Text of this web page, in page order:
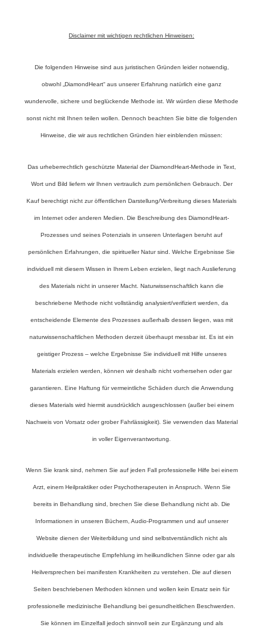
Disclaimer mit wichtigen rechtlichen Hinweisen:
Die folgenden Hinweise sind aus juristischen Gründen leider notwendig,
obwohl „DiamondHeart“ aus unserer Erfahrung natürlich eine ganz
wundervolle, sichere und beglückende Methode ist. Wir würden diese Methode
sonst nicht mit Ihnen teilen wollen. Dennoch beachten Sie bitte die folgenden
Hinweise, die wir aus rechtlichen Gründen hier einblenden müssen:
Das urheberrechtlich geschützte Material der DiamondHeart-Methode in Text,
Wort und Bild liefern wir Ihnen vertraulich zum persönlichen Gebrauch. Der
Kauf berechtigt nicht zur öffentlichen Darstellung/Verbreitung dieses Materials
im Internet oder anderen Medien. Die Beschreibung des DiamondHeart-
Prozesses und seines Potenzials in unseren Unterlagen beruht auf
persönlichen Erfahrungen, die spiritueller Natur sind. Welche Ergebnisse Sie
individuell mit diesem Wissen in Ihrem Leben erzielen, liegt nach Auslieferung
des Materials nicht in unserer Macht. Naturwissenschaftlich kann die
beschriebene Methode nicht vollständig analysiert/verifiziert werden, da
entscheidende Elemente des Prozesses außerhalb dessen liegen, was mit
naturwissenschaftlichen Methoden derzeit überhaupt messbar ist. Es ist ein
geistiger Prozess – welche Ergebnisse Sie individuell mit Hilfe unseres
Materials erzielen werden, können wir deshalb nicht vorhersehen oder gar
garantieren. Eine Haftung für vermeintliche Schäden durch die Anwendung
dieses Materials wird hiermit ausdrücklich ausgeschlossen (außer bei einem
Nachweis von Vorsatz oder grober Fahrlässigkeit). Sie verwenden das Material
in voller Eigenverantwortung.
Wenn Sie krank sind, nehmen Sie auf jeden Fall professionelle Hilfe bei einem
Arzt, einem Heilpraktiker oder Psychotherapeuten in Anspruch. Wenn Sie
bereits in Behandlung sind, brechen Sie diese Behandlung nicht ab. Die
Informationen in unseren Büchern, Audio-Programmen und auf unserer
Website dienen der Weiterbildung und sind selbstverständlich nicht als
individuelle therapeutische Empfehlung im heilkundlichen Sinne oder gar als
Heilversprechen bei manifesten Krankheiten zu verstehen. Die auf diesen
Seiten beschriebenen Methoden können und wollen kein Ersatz sein für
professionelle medizinische Behandlung bei gesundheitlichen Beschwerden.
Sie können im Einzelfall jedoch sinnvoll sein zur Ergänzung und als